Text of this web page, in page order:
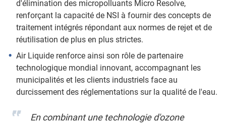
d'élimination des micropolluants Micro Resolve,
renforçant la capacité de NSI à fournir des concepts de
traitement intégrés répondant aux normes de rejet et de
réutilisation de plus en plus strictes.
Air Liquide renforce ainsi son rôle de partenaire
technologique mondial innovant, accompagnant les
municipalités et les clients industriels face au
durcissement des réglementations sur la qualité de l'eau.
En combinant une technologie d'ozone